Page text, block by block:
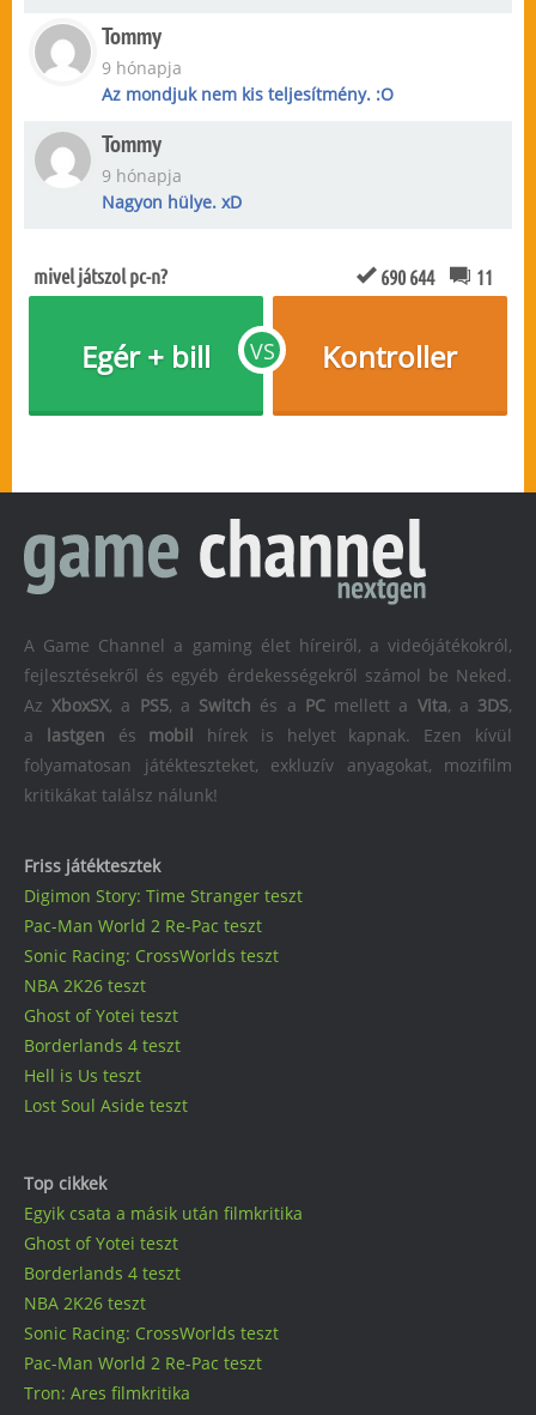
Tommy
9 hónapja
Az mondjuk nem kis teljesítmény. :O
Tommy
9 hónapja
Nagyon hülye. xD
mivel játszol pc-n? 690 644 11
VS
Egér + bill Kontroller
Friss játéktesztek
Digimon Story: Time Stranger teszt
Pac-Man World 2 Re-Pac teszt
Sonic Racing: CrossWorlds teszt
NBA 2K26 teszt
Ghost of Yotei teszt
Borderlands 4 teszt
Hell is Us teszt
Lost Soul Aside teszt
Top cikkek
Egyik csata a másik után filmkritika
Ghost of Yotei teszt
Borderlands 4 teszt
NBA 2K26 teszt
Sonic Racing: CrossWorlds teszt
Pac-Man World 2 Re-Pac teszt
Tron: Ares filmkritika
A Game Channel a gaming élet híreiről, a videójátékokról,
fejlesztésekről és egyéb érdekességekről számol be Neked.
AzXboxSX, a PS5, a Switch és a PCmellett a Vita, a 3DS,
a lastgen és mobil hírek is helyet kapnak. Ezen kívül
folyamatosan játékteszteket, exkluzív anyagokat, mozifilm
kritikákat találsz nálunk!